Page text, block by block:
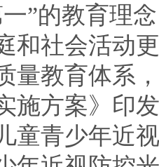
”的教育理
和社会活动
量教育体系
施方案》印
童青少年近